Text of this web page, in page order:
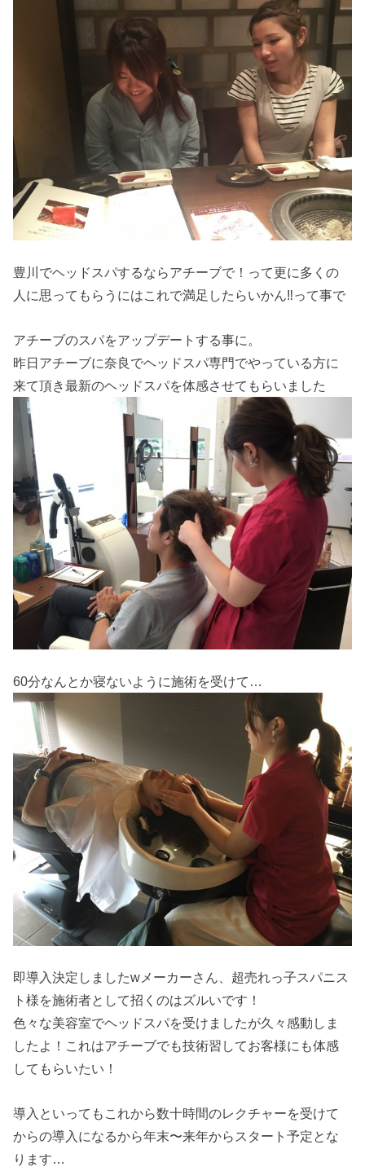
豊川でヘッドスパするならアチーブで！って更に多くの
人に思ってもらうにはこれで満足したらいかん‼︎って事で
アチーブのスパをアップデートする事に。
昨日アチーブに奈良でヘッドスパ専門でやっている方に
来て頂き最新のヘッドスパを体感させてもらいました
60分なんとか寝ないように施術を受けて…
即導入決定しましたwメーカーさん、超売れっ子スパニス
ト様を施術者として招くのはズルいです！
色々な美容室でヘッドスパを受けましたが久々感動しま
したよ！これはアチーブでも技術習してお客様にも体感
してもらいたい！
導入といってもこれから数十時間のレクチャーを受けて
からの導入になるから年末〜来年からスタート予定とな
ります…